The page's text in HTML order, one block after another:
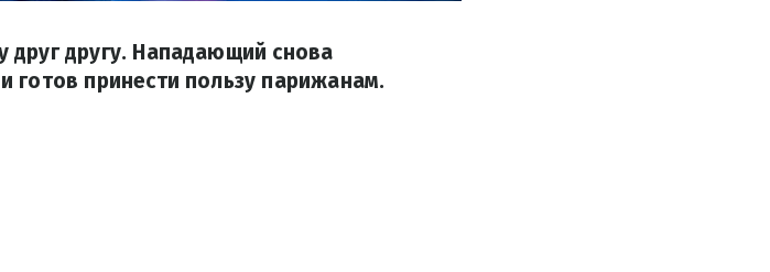
друг другу. Нападающий снова
готов принести пользу парижанам.